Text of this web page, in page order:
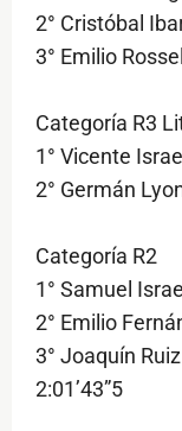
2° Cristóbal
3° Emilio
Categoría R3
1° Vicente
2° Germán
Categoría R2
1° Samuel
2° Emilio
3° Joaquín
2:01’43”5